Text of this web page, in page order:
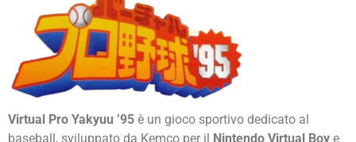
Virtual Pro Yakyuu ’95 è un gioco sportivo dedicato al
baseball, sviluppato da Kemco per il Nintendo Virtual Boy e